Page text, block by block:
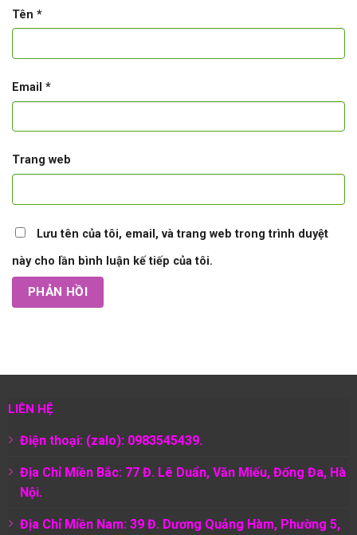
Tên *
Email *
Trang web
Lưu tên của tôi, email, và trang web trong trình duyệt
này cho lần bình luận kế tiếp của tôi.
LIÊN HỆ
Điện thoại: (zalo): 0983545439.
Địa Chỉ Miền Bắc: 77 Đ. Lê Duẩn, Văn Miếu, Đống Đa, Hà
Nội.
Địa Chỉ Miền Nam: 39 Đ. Dương Quảng Hàm, Phường 5,